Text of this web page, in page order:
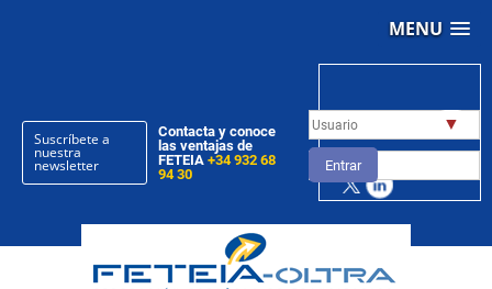
MENU
Suscríbete a
nuestra
newsletter
Contacta y conoce
las ventajas de
FETEIA+34 932 68
94 30
▼
Entrar